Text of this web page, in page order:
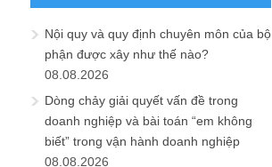
Nội quy và quy định chuyên môn của bộ
phận được xây như thế nào?
08.08.2026
Dòng chảy giải quyết vấn đề trong
doanh nghiệp và bài toán “em không
biết” trong vận hành doanh nghiệp
08.08.2026